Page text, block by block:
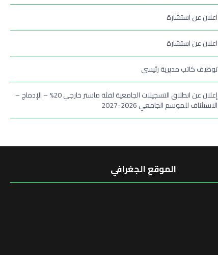
اعلان عن استشارة
اعلان عن استشارة
توظيف كاتب مديرية رئيسي
إعلان عن انطلاق التسجيلات الجامعية لفئة ماستر خارجي 20% – الإدماج –
الاستئناف للموسم الجامعي 2026-2027
الموقع الجغرافي